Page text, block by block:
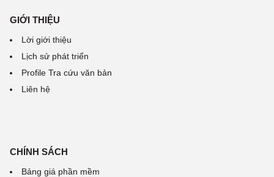
GIỚI THIỆU
Lời giới thiệu
Lịch sử phát triển
Profile Tra cứu văn bản
Liên hệ
CHÍNH SÁCH
Bảng giá phần mềm